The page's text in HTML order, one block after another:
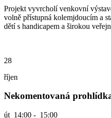
Projekt vyvrcholí venkovní
volně přístupná kolemjdoucím a
dětí s handicapem a širokou
28
říjen
Nekomentovaná
út 14:00 - 15:00